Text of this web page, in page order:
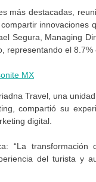
más destacadas,
innovaciones
Segura, Managing
representando el 8.7%
Travel, una
compartió su
digital.
“La
del turista y